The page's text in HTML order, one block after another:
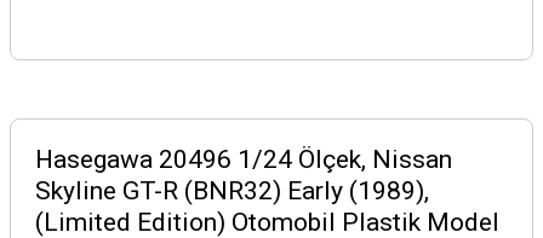
Hasegawa 20496 1/24 Ölçek, Nissan
Skyline GT-R (BNR32) Early (1989),
(Limited Edition) Otomobil Plastik Model